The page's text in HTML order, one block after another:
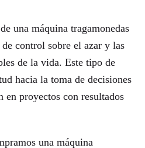
una máquina tragamonedas
control sobre el azar y las
de la vida. Este tipo de
hacia la toma de decisiones
proyectos con resultados
una máquina